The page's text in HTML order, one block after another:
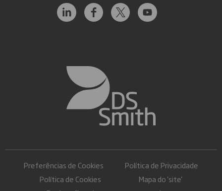
Preferências de Cookies
Política de Privacidade
Política de Cookies
Mapa do 'site'